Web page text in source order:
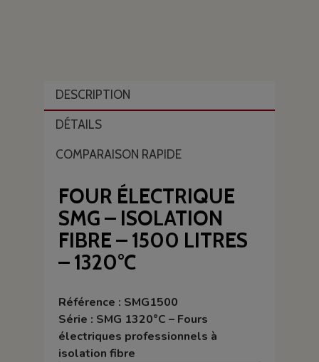
DESCRIPTION
DÉTAILS
COMPARAISON RAPIDE
FOUR ÉLECTRIQUE
SMG – ISOLATION
FIBRE – 1500 LITRES
– 1320°C
Référence : SMG1500
Série : SMG 1320°C – Fours
électriques professionnels à
isolation fibre